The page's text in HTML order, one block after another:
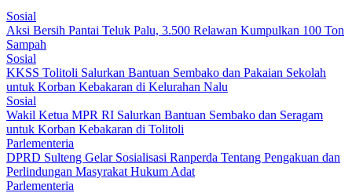
Sosial
Aksi Bersih Pantai Teluk Palu, 3.500 Relawan Kumpulkan 100 Ton
Sampah
Sosial
KKSS Tolitoli Salurkan Bantuan Sembako dan Pakaian Sekolah
untuk Korban Kebakaran di Kelurahan Nalu
Sosial
Wakil Ketua MPR RI Salurkan Bantuan Sembako dan Seragam
untuk Korban Kebakaran di Tolitoli
Parlementeria
DPRD Sulteng Gelar Sosialisasi Ranperda Tentang Pengakuan dan
Perlindungan Masyrakat Hukum Adat
Parlementeria